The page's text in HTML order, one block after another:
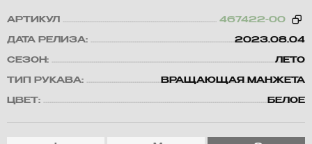
АРТИКУЛ 467422-00
ДАТА РЕЛИЗА: 2023.08.04
СЕЗОН: ЛЕТО
ТИП РУКАВА: ВРАЩАЮЩАЯ МАНЖЕТА
ЦВЕТ: БЕЛОЕ